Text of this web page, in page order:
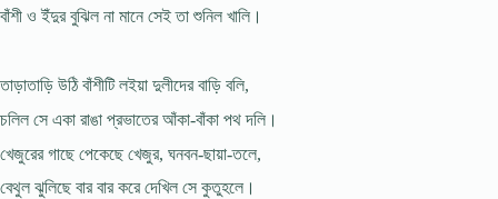
বাঁশী ও ইঁদুর বুঝিল না মানে সেই তা শুনিল খালি।
তাড়াতাড়ি উঠি বাঁশীটি লইয়া দুলীদের বাড়ি বলি,
চলিল সে একা রাঙা প্রভাতের আঁকা-বাঁকা পথ দলি।
খেজুরের গাছে পেকেছে খেজুর, ঘনবন-ছায়া-তলে,
বেথুল ঝুলিছে বার বার করে দেখিল সে কুতুহলে।